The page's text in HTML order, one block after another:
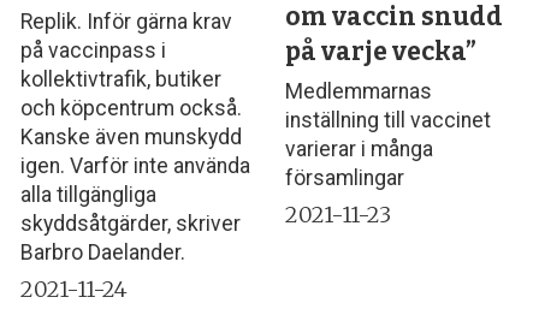
Replik. Inför gärna krav
på vaccinpass i
kollektivtrafik, butiker
och köpcentrum också.
Kanske även munskydd
igen. Varför inte använda
alla tillgängliga
skyddsåtgärder, skriver
Barbro Daelander.
2021-11-24
om vaccin snudd
på varje vecka”
Medlemmarnas
inställning till vaccinet
varierar i många
församlingar
2021-11-23